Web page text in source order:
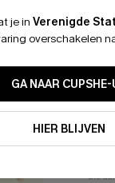
je in Verenigde
overschakelen
GA NAAR CUPSHE-
HIER BLIJVEN
stemt
en
niet
die